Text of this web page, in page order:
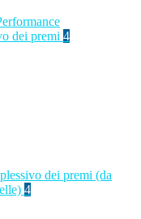
dei premi 4
dei premi (da
4